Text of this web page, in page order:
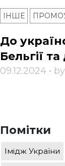
ІНШЕ
До
Бельгії
09.12.2024 • by
Помітки
Імідж України